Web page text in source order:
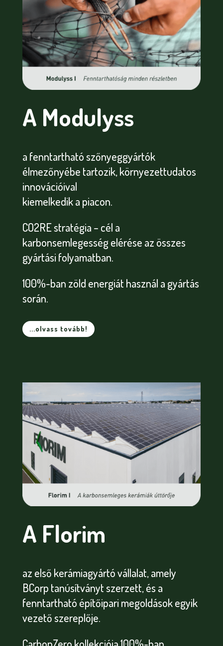
A Modulyss
a fenntartható szőnyeggyártók
élmezőnyébe tartozik, környezettudatos
innovációival
kiemelkedik a piacon.
CO2RE stratégia – cél a
karbonsemlegesség elérése az összes
gyártási folyamatban.
100%-ban zöld energiát használ a gyártás
során.
...olvass tovább!
A Florim
az első kerámiagyártó vállalat, amely
BCorp tanúsítványt szerzett, és a
fenntartható építőipari megoldások egyik
vezető szereplője.